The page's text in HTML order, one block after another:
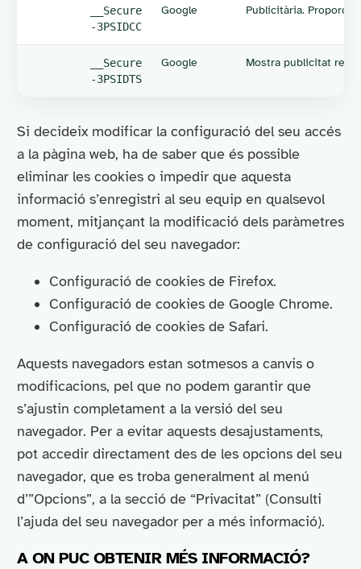
__Secure
-3PSIDCC
Google Publicitària.
__Secure
-3PSIDTS
Google Mostra publicitat
Si decideix modificar la configuració del seu accés
a la pàgina web, ha de saber que és possible
eliminar les cookies o impedir que aquesta
informació s’enregistri al seu equip en qualsevol
moment, mitjançant la modificació dels paràmetres
de configuració del seu navegador:
Configuració de cookies de Firefox.
Configuració de cookies de Google Chrome.
Configuració de cookies de Safari.
Aquests navegadors estan sotmesos a canvis o
modificacions, pel que no podem garantir que
s’ajustin completament a la versió del seu
navegador. Per a evitar aquests desajustaments,
pot accedir directament des de les opcions del seu
navegador, que es troba generalment al menú
d’”Opcions”, a la secció de “Privacitat” (Consulti
l’ajuda del seu navegador per a més informació).
A ON PUC OBTENIR MÉS INFORMACIÓ?